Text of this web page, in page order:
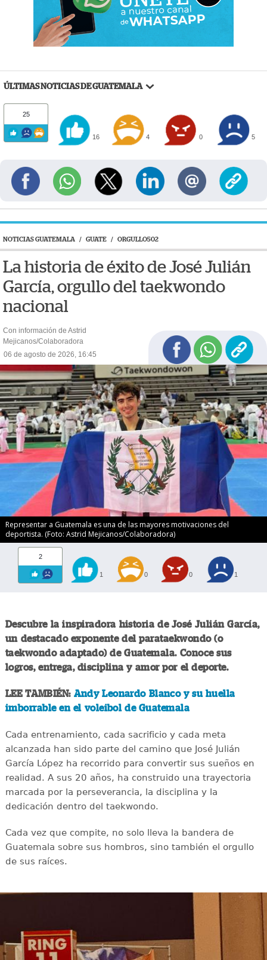
ÚLTIMAS NOTICIAS DE GUATEMALA
25
16 4 0 5
NOTICIAS GUATEMALA / GUATE / ORGULLO502
La historia de éxito de José Julián
García, orgullo del taekwondo
nacional
Con información de Astrid
Mejicanos/Colaboradora
06 de agosto de 2026, 16:45
Representar a Guatemala es una de las mayores motivaciones del
deportista. (Foto: Astrid Mejicanos/Colaboradora)
2
1 0 0 1
Descubre la inspiradora historia de José Julián García,
un destacado exponente del parataekwondo (o
taekwondo adaptado) de Guatemala. Conoce sus
logros, entrega, disciplina y amor por el deporte.
LEE TAMBIÉN: Andy Leonardo Blanco y su huella
imborrable en el voleibol de Guatemala
Cada entrenamiento, cada sacrificio y cada meta
alcanzada han sido parte del camino que José Julián
García López ha recorrido para convertir sus sueños en
realidad. A sus 20 años, ha construido una trayectoria
marcada por la perseverancia, la disciplina y la
dedicación dentro del taekwondo.
Cada vez que compite, no solo lleva la bandera de
Guatemala sobre sus hombros, sino también el orgullo
de sus raíces.